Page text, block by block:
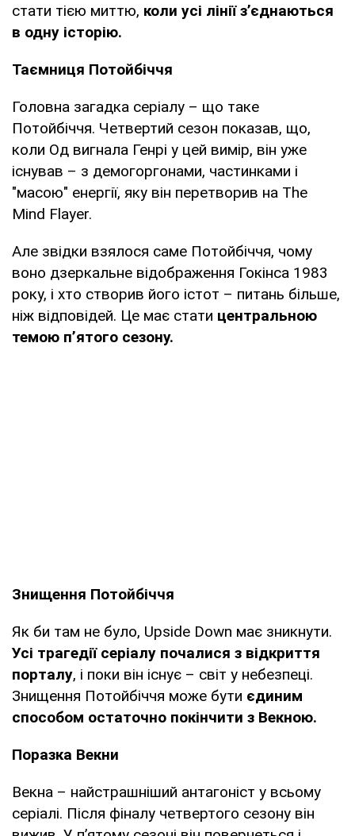
стати тією миттю, коли усі лінії з’єднаються
в одну історію.
Таємниця Потойбіччя
Головна загадка серіалу – що таке
Потойбіччя. Четвертий сезон показав, що,
коли Од вигнала Генрі у цей вимір, він уже
існував – з демогоргонами, частинками і
"масою" енергії, яку він перетворив на The
Mind Flayer.
Але звідки взялося саме Потойбіччя, чому
воно дзеркальне відображення Гокінса 1983
року, і хто створив його істот – питань більше,
ніж відповідей. Це має стати центральною
темою п’ятого сезону.
Знищення Потойбіччя
Як би там не було, Upside Down має зникнути.
Усі трагедії серіалу почалися з відкриття
порталу, і поки він існує – світ у небезпеці.
Знищення Потойбіччя може бути єдиним
способом остаточно покінчити з Векною.
Поразка Векни
Векна – найстрашніший антагоніст у всьому
серіалі. Після фіналу четвертого сезону він